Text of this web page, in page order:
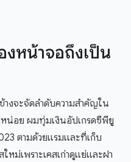
งหน้าจอถึงเป็น
งจะจัดลำดับความสำคัญใน
หน่อย ผมทุ่มเงินอัปเกรดซีพียู
ตามด้วยแรมและที่เก็บ
ม่เพราะเคสเก่าดูแย่และฝา